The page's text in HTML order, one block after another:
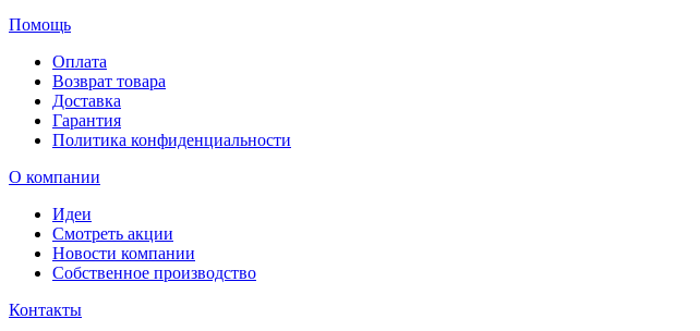
Помощь
Оплата
Возврат товара
Доставка
Гарантия
Политика конфиденциальности
О компании
Идеи
Смотреть акции
Новости компании
Собственное производство
Контакты